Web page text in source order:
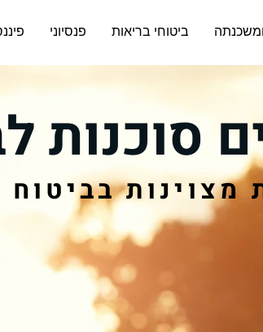
ביטוחי בריאות פנסיוני
סוכנות